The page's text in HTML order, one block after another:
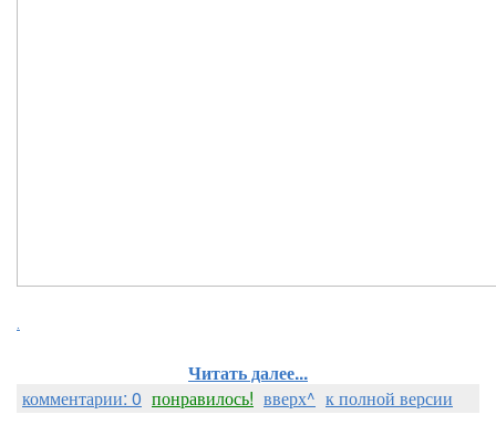
.
Читать далее...
комментарии: 0 понравилось! вверх^ к полной версии